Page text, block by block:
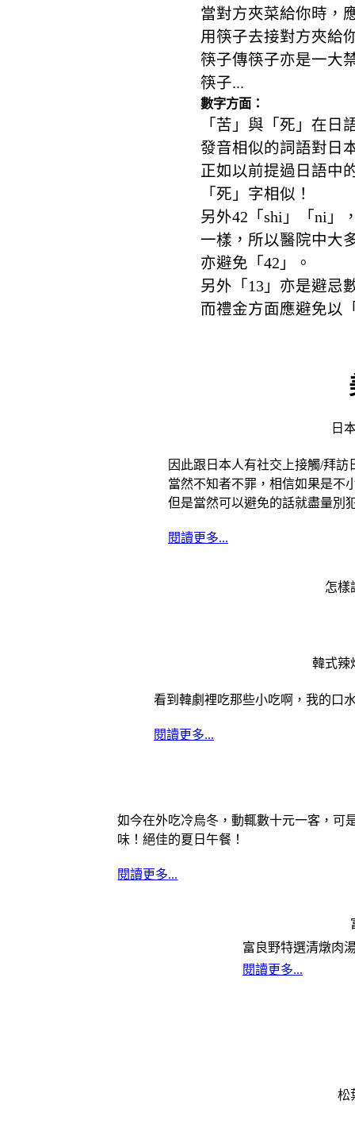
當對方夾菜給你時，
用筷子去接對方夾給
筷子傳筷子亦是一大
筷子...
數字方面：
「苦」與「死」在日
發音相似的詞語對日
正如以前提過日語中
「死」字相似！
另外42「shi」「ni」
一樣，所以醫院中大
亦避免「42」。
另外「13」亦是避忌
而禮金方面應避免以
日
因此跟日本人有社交上接觸/拜
當然不知者不罪，相信如果是不
但是當然可以避免的話就盡量別
閱讀更多...
怎樣
韓式辣
看到韓劇裡吃那些小吃啊，我的口
閱讀更多...
如今在外吃冷烏冬，動輒數十元一客，可
味！絕佳的夏日午餐！
閱讀更多...
富良野特選清燉肉
閱讀更多...
松